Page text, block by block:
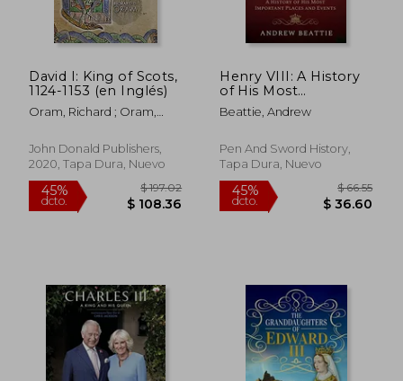
David I: King of Scots,
1124-1153 (en Inglés)
Oram, Richard ; Oram,
John Donald Publishers,
2020, Tapa Dura, Nuevo
Henry VIII: A History
of His Most
Important Places and
Events (en Inglés)
Beattie, Andrew
Pen And Sword History,
Tapa Dura, Nuevo